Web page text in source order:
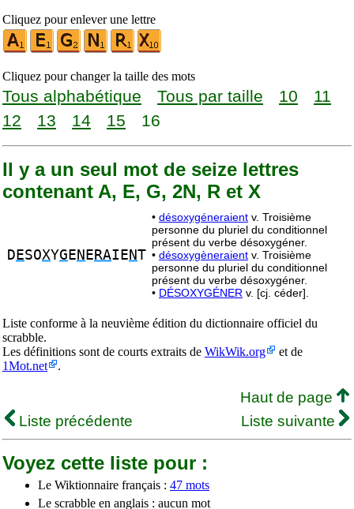
Cliquez pour enlever une lettre
Cliquez pour changer la taille des mots
Tous alphabétique Tous par taille 10
11
12
13 14 15 16
Il y a un seul mot de seize lettres
contenant A, E, G, 2N, R et X
D ESOXYG E N E RAIE NT
• désoxygéneraient v. Troisième
personne du pluriel du conditionnel
présent du verbe désoxygéner.
• désoxygèneraient v. Troisième
personne du pluriel du conditionnel
présent du verbe désoxygéner.
• DÉSOXYGÉNER v. [cj. céder].
Liste conforme à la neuvième édition du dictionnaire officiel du
scrabble.
Les définitions sont de courts extraits de WikWik.org
et de
1Mot.net
.
Haut de page
Liste précédente
Liste suivante
Voyez cette liste pour :
Le Wiktionnaire français : 47 mots
Le scrabble en anglais : aucun mot